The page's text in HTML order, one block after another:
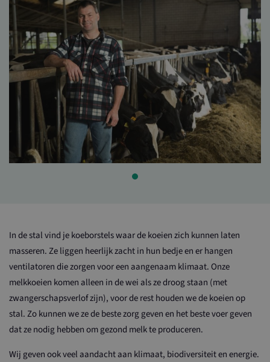
In de stal vind je koeborstels waar de koeien zich kunnen laten
masseren. Ze liggen heerlijk zacht in hun bedje en er hangen
ventilatoren die zorgen voor een aangenaam klimaat. Onze
melkkoeien komen alleen in de wei als ze droog staan (met
zwangerschapsverlof zijn), voor de rest houden we de koeien op
stal. Zo kunnen we ze de beste zorg geven en het beste voer geven
dat ze nodig hebben om gezond melk te produceren.
Wij geven ook veel aandacht aan klimaat, biodiversiteit en energie.